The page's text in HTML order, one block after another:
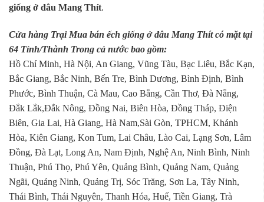
giống ở đâu Mang Thít.
Cửa hàng Trại Mua bán ếch giống ở đâu Mang Thít có mặt tại
64 Tỉnh/Thành Trong cả nước bao gồm:
Hồ Chí Minh, Hà Nội, An Giang, Vũng Tàu, Bạc Liêu, Bắc Kạn,
Bắc Giang, Bắc Ninh, Bến Tre, Bình Dương, Bình Định, Bình
Phước, Bình Thuận, Cà Mau, Cao Bằng, Cần Thơ, Đà Nẵng,
Đắk Lắk,Đắk Nông, Đồng Nai, Biên Hòa, Đồng Tháp, Điện
Biên, Gia Lai, Hà Giang, Hà Nam,Sài Gòn, TPHCM, Khánh
Hòa, Kiên Giang, Kon Tum, Lai Châu, Lào Cai, Lạng Sơn, Lâm
Đồng, Đà Lạt, Long An, Nam Định, Nghệ An, Ninh Bình, Ninh
Thuận, Phú Thọ, Phú Yên, Quảng Bình, Quảng Nam, Quảng
Ngãi, Quảng Ninh, Quảng Trị, Sóc Trăng, Sơn La, Tây Ninh,
Thái Bình, Thái Nguyên, Thanh Hóa, Huế, Tiền Giang, Trà